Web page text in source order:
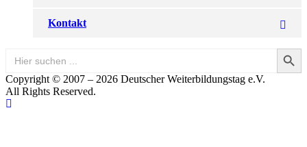
Kontakt
for:
Search Button
Copyright © 2007 – 2026 Deutscher Weiterbildungstag e.V.
All Rights Reserved.